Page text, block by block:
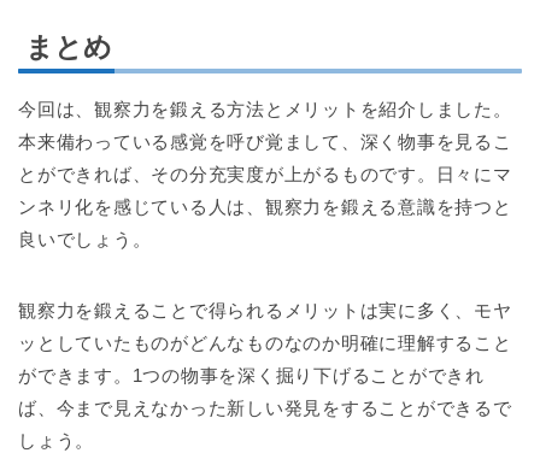
まとめ
今回は、観察力を鍛える方法とメリットを紹介しました。
本来備わっている感覚を呼び覚まして、深く物事を見るこ
とができれば、その分充実度が上がるものです。日々にマ
ンネリ化を感じている人は、観察力を鍛える意識を持つと
良いでしょう。
観察力を鍛えることで得られるメリットは実に多く、モヤ
ッとしていたものがどんなものなのか明確に理解すること
ができます。1つの物事を深く掘り下げることができれ
ば、今まで見えなかった新しい発見をすることができるで
しょう。